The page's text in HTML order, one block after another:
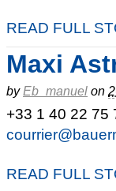
READ FULL
Maxi
by Eb_manuel on
+33 1 40 22 75
READ FULL